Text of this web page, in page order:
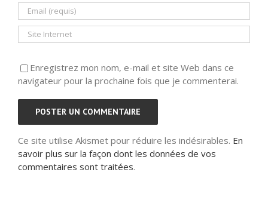
Enregistrez mon nom, e-mail et site Web dans ce
navigateur pour la prochaine fois que je commenterai.
Ce site utilise Akismet pour réduire les indésirables. En
savoir plus sur la façon dont les données de vos
commentaires sont traitées.